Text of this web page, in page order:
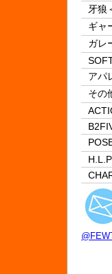
牙狼
ギャ
ガレ
アパ
その